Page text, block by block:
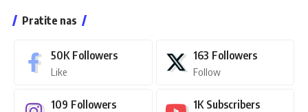
Pratite nas
50K Followers
Like
163 Followers
Follow
109 Followers 1K Subscribers